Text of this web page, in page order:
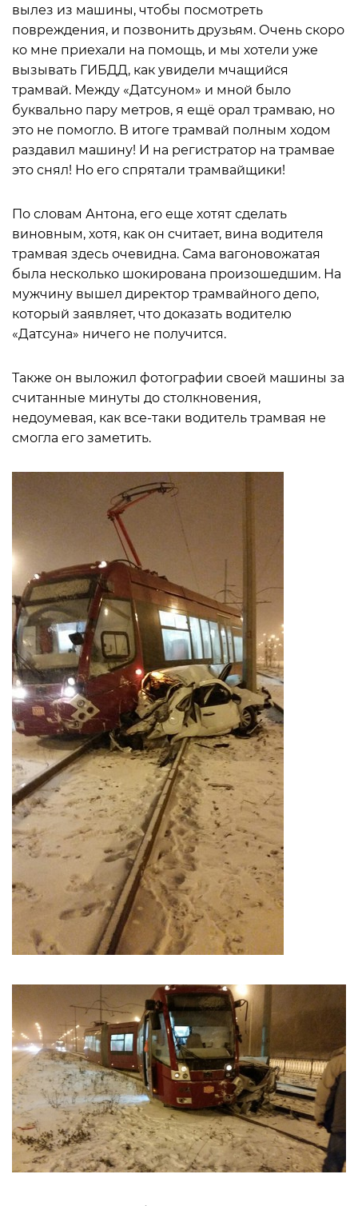
вылез из машины, чтобы посмотреть
повреждения, и позвонить друзьям. Очень скоро
ко мне приехали на помощь, и мы хотели уже
вызывать ГИБДД, как увидели мчащийся
трамвай. Между «Датсуном» и мной было
буквально пару метров, я ещё орал трамваю, но
это не помогло. В итоге трамвай полным ходом
раздавил машину! И на регистратор на трамвае
это снял! Но его спрятали трамвайщики!
По словам Антона, его еще хотят сделать
виновным, хотя, как он считает, вина водителя
трамвая здесь очевидна. Сама вагоновожатая
была несколько шокирована произошедшим. На
мужчину вышел директор трамвайного депо,
который заявляет, что доказать водителю
«Датсуна» ничего не получится.
Также он выложил фотографии своей машины за
считанные минуты до столкновения,
недоумевая, как все-таки водитель трамвая не
смогла его заметить.